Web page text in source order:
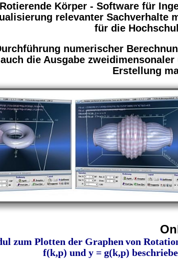
Körper - Software für
relevanter Sachverhalte
für die
numerischer
die Ausgabe
Erstellung
zum Plotten der Graphen von
f(k,p) und y = g(k,p)